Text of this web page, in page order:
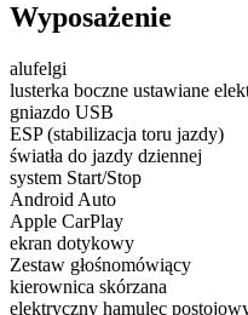
Wyposażenie
alufelgi
lusterka boczne ustawiane
gniazdo USB
ESP (stabilizacja toru jazdy)
światła do jazdy dziennej
system Start/Stop
Android Auto
Apple CarPlay
ekran dotykowy
Zestaw głośnomówiący
kierownica skórzana
elektryczny hamulec